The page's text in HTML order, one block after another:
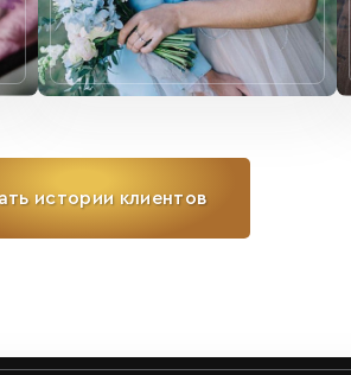
истории клиентов